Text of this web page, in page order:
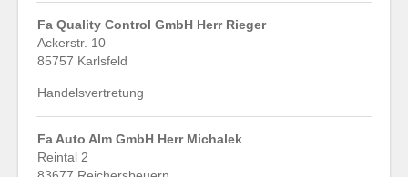
Fa Quality Control GmbH Herr Rieger
Ackerstr. 10
85757 Karlsfeld
Handelsvertretung
Fa Auto Alm GmbH Herr Michalek
Reintal 2